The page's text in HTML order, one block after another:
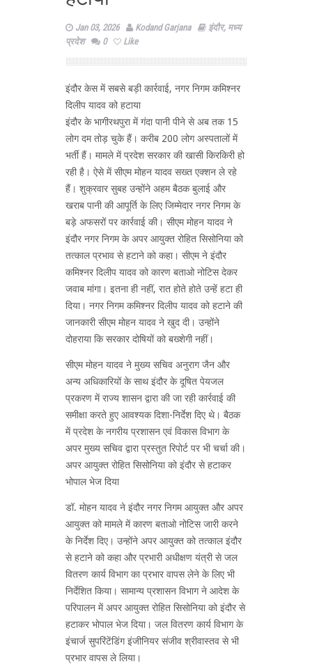
Jan 03, 2026 Kodand Garjana इंदौर, मध्य
प्रदेश
0 Like
इंदौर केस में सबसे बड़ी कार्रवाई, नगर निगम कमिश्नर
दिलीप यादव को हटाया
इंदौर के भागीरथपुरा में गंदा पानी पीने से अब तक 15
लोग दम तोड़ चुके हैं। करीब 200 लोग अस्पतालों में
भर्ती हैं। मामले में प्रदेश सरकार की खासी किरकिरी हो
रही है। ऐसे में सीएम मोहन यादव सख्त एक्शन ले रहे
हैं। शुक्रवार सुबह उन्होंने अहम बैठक बुलाई और
खराब पानी की आपूर्ति के लिए जिम्मेदार नगर निगम के
बड़े अफसरों पर कार्रवाई की। सीएम मोहन यादव ने
इंदौर नगर निगम के अपर आयुक्त रोहित सिसोनिया को
तत्काल प्रभाव से हटाने को कहा। सीएम ने इंदौर
कमिश्नर दिलीप यादव को कारण बताओ नोटिस देकर
जवाब मांगा। इतना ही नहीं, रात होते होते उन्हें हटा ही
दिया। नगर निगम कमिश्नर दिलीप यादव को हटाने की
जानकारी सीएम मोहन यादव ने खुद दी। उन्होंने
दोहराया कि सरकार दोषियों को बख्शेगी नहीं।
सीएम मोहन यादव ने मुख्य सचिव अनुराग जैन और
अन्य अधिकारियों के साथ इंदौर के दूषित पेयजल
प्रकरण में राज्य शासन द्वारा की जा रही कार्रवाई की
समीक्षा करते हुए आवश्यक दिशा-निर्देश दिए थे। बैठक
में प्रदेश के नगरीय प्रशासन एवं विकास विभाग के
अपर मुख्य सचिव द्वारा प्रस्तुत रिपोर्ट पर भी चर्चा की।
अपर आयुक्त रोहित सिसोनिया को इंदौर से हटाकर
भोपाल भेज दिया
डॉ. मोहन यादव ने इंदौर नगर निगम आयुक्त और अपर
आयुक्त को मामले में कारण बताओ नोटिस जारी करने
के निर्देश दिए। उन्होंने अपर आयुक्त को तत्काल इंदौर
से हटाने को कहा और प्रभारी अधीक्षण यंत्री से जल
वितरण कार्य विभाग का प्रभार वापस लेने के लिए भी
निर्देशित किया। सामान्य प्रशासन विभाग ने आदेश के
परिपालन में अपर आयुक्त रोहित सिसोनिया को इंदौर से
हटाकर भोपाल भेज दिया। जल वितरण कार्य विभाग के
इंचार्ज सुपरिंटेंडिंग इंजीनियर संजीव श्रीवास्तव से भी
प्रभार वापस ले लिया।